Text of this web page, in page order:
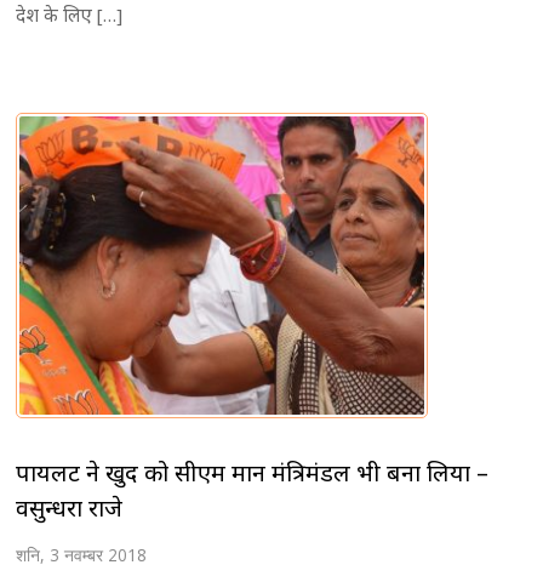
देश के लिए […]
पायलट ने खुद को सीएम मान मंत्रिमंडल भी बना लिया –
वसुन्धरा राजे
शनि, 3 नवम्बर 2018